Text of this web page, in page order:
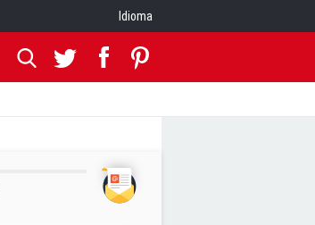
Idioma